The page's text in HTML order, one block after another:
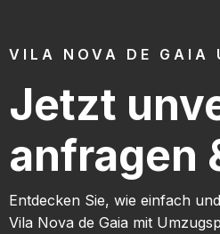
VILA NOVA DE GAIA
Jetzt
anfragen
Entdecken Sie, wie einfach
Vila Nova de Gaia mit